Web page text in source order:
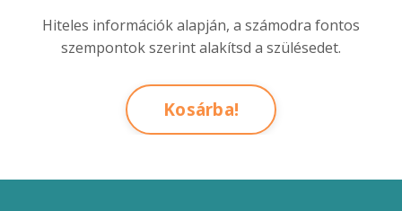
Hiteles információk alapján, a számodra fontos
szempontok szerint alakítsd a szülésedet.
Kosárba!